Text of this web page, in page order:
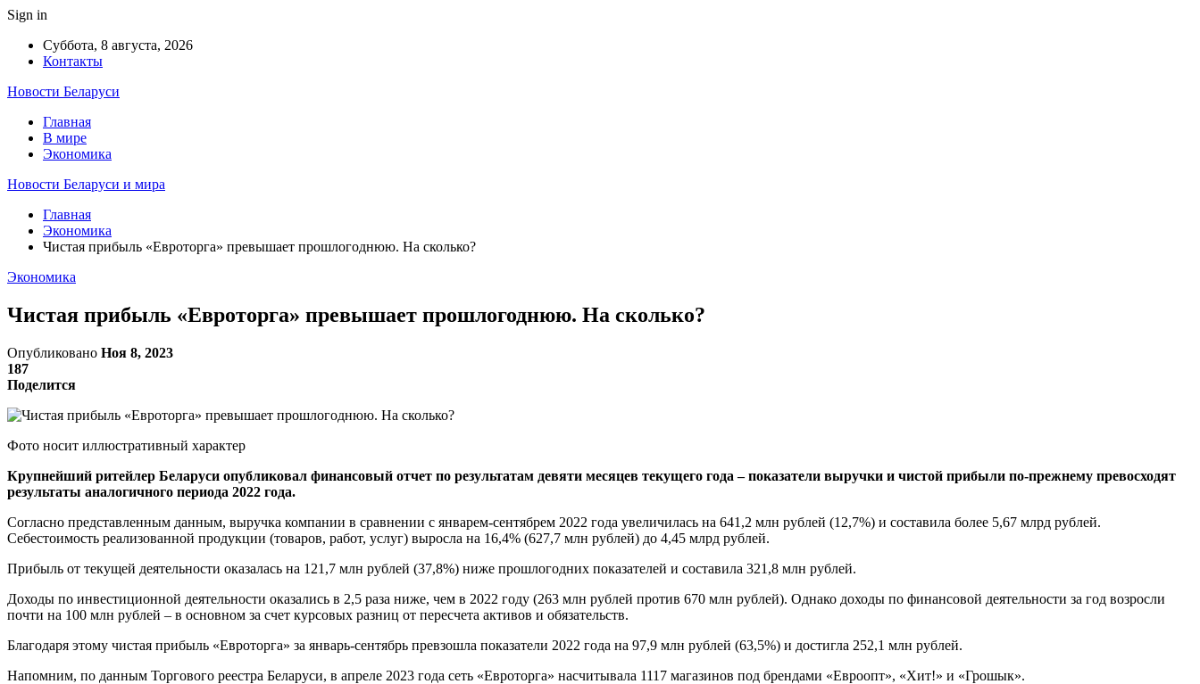
Sign in
Суббота, 8 августа, 2026
Контакты
Новости Беларуси
Главная
В мире
Экономика
Новости Беларуси и мира
Главная
Экономика
Чистая прибыль «Евроторга» превышает прошлогоднюю. На сколько?
Экономика
Чистая прибыль «Евроторга» превышает прошлогоднюю. На сколько?
Опубликовано Ноя 8, 2023
187
Поделится
Фото носит иллюстративный характер
Крупнейший ритейлер Беларуси опубликовал финансовый отчет по результатам девяти месяцев текущего года – показатели выручки и чистой прибыли по-прежнему превосходят
результаты аналогичного периода 2022 года.
Согласно представленным данным, выручка компании в сравнении с январем-сентябрем 2022 года увеличилась на 641,2 млн рублей (12,7%) и составила более 5,67 млрд рублей.
Себестоимость реализованной продукции (товаров, работ, услуг) выросла на 16,4% (627,7 млн рублей) до 4,45 млрд рублей.
Прибыль от текущей деятельности оказалась на 121,7 млн рублей (37,8%) ниже прошлогодних показателей и составила 321,8 млн рублей.
Доходы по инвестиционной деятельности оказались в 2,5 раза ниже, чем в 2022 году (263 млн рублей против 670 млн рублей). Однако доходы по финансовой деятельности за год возросли
почти на 100 млн рублей – в основном за счет курсовых разниц от пересчета активов и обязательств.
Благодаря этому чистая прибыль «Евроторга» за январь-сентябрь превзошла показатели 2022 года на 97,9 млн рублей (63,5%) и достигла 252,1 млн рублей.
Напомним, по данным Торгового реестра Беларуси, в апреле 2023 года сеть «Евроторга» насчитывала 1117 магазинов под брендами «Евроопт», «Хит!» и «Грошык».